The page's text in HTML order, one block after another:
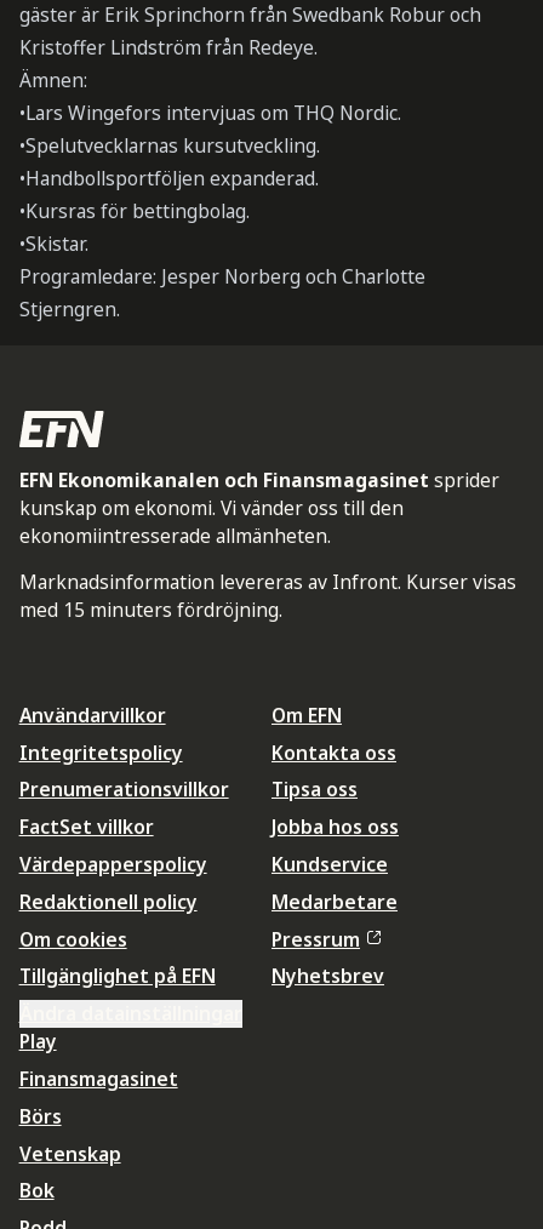
gäster är Erik Sprinchorn från Swedbank Robur och
Kristoffer Lindström från Redeye.
Ämnen:
•Lars Wingefors intervjuas om THQ Nordic.
•Spelutvecklarnas kursutveckling.
•Handbollsportföljen expanderad.
•Kursras för bettingbolag.
•Skistar.
Programledare: Jesper Norberg och Charlotte
Stjerngren.
EFN Ekonomikanalen och Finansmagasinet sprider
kunskap om ekonomi. Vi vänder oss till den
ekonomiintresserade allmänheten.
Marknadsinformation levereras av Infront. Kurser visas
med 15 minuters fördröjning.
Användarvillkor
Integritetspolicy
Prenumerationsvillkor
FactSet villkor
Värdepapperspolicy
Redaktionell policy
Om cookies
Tillgänglighet på EFN
Om EFN
Kontakta oss
Tipsa oss
Jobba hos oss
Kundservice
Medarbetare
Pressrum
Nyhetsbrev
Play
Finansmagasinet
Börs
Vetenskap
Bok